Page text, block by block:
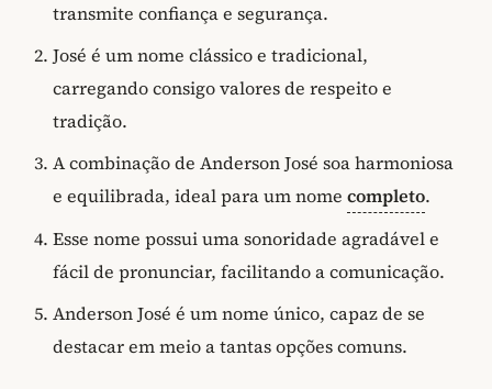
transmite confiança e segurança.
José é um nome clássico e tradicional,
carregando consigo valores de respeito e
tradição.
A combinação de Anderson José soa harmoniosa
e equilibrada, ideal para um nome completo.
Esse nome possui uma sonoridade agradável e
fácil de pronunciar, facilitando a comunicação.
Anderson José é um nome único, capaz de se
destacar em meio a tantas opções comuns.